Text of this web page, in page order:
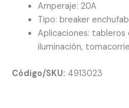
Amperaje: 20A
Tipo: breaker
Aplicaciones:
iluminación,
Código/SKU: 4913023